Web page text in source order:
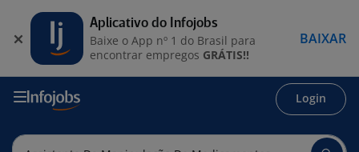
Login
Aplicativo do Infojobs
Baixe o App nº 1 do Brasil para
encontrar empregos GRÁTIS!!
BAIXAR